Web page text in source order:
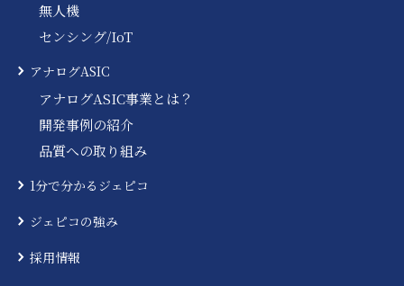
無人機
センシング/IoT
アナログASIC
アナログASIC事業とは？
開発事例の紹介
品質への取り組み
1分で分かるジェピコ
ジェピコの強み
採用情報